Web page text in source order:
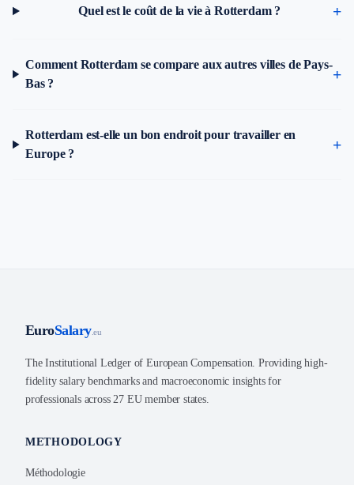
Quel est le coût de la vie à Rotterdam ?
Comment Rotterdam se compare aux autres villes de Pays-
Bas ?
Rotterdam est-elle un bon endroit pour travailler en
Europe ?
EuroSalary.eu
The Institutional Ledger of European Compensation. Providing high-
fidelity salary benchmarks and macroeconomic insights for
professionals across 27 EU member states.
METHODOLOGY
Méthodologie